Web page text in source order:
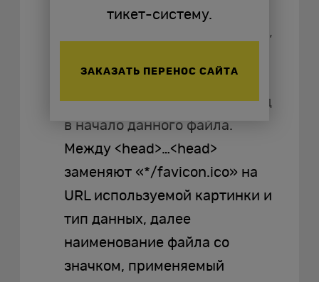
вкладке обозревателя, то
можно отредактировать файл,
странички. Для этого
добавляют определенный код
в начало данного файла.
Между <head>…<head>
заменяют «*/favicon.ico» на
URL используемой картинки и
тип данных, далее
наименование файла со
значком, применяемый
тикет-систему.
ЗАКАЗАТЬ ПЕРЕНОС САЙТА